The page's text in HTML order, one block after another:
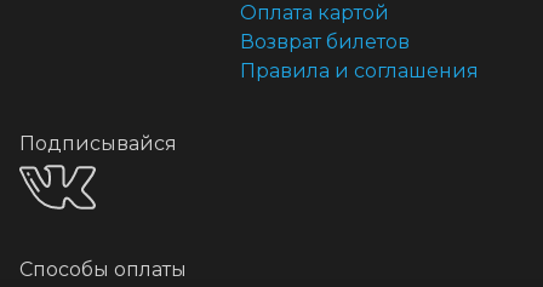
Оплата картой
Возврат билетов
Правила и соглашения
Подписывайся
Способы оплаты